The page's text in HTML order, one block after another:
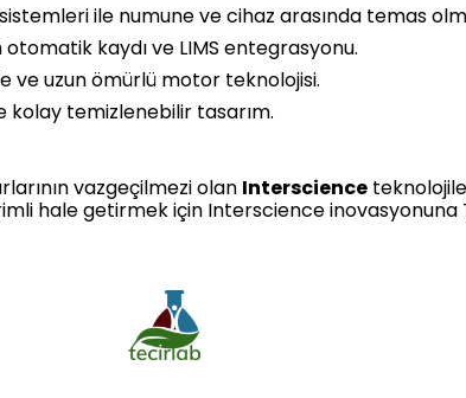
ile numune ve cihaz arasında temas
kaydı ve LIMS entegrasyonu.
ve uzun ömürlü motor teknolojisi.
kolay temizlenebilir tasarım.
vazgeçilmezi olan Interscience
hale getirmek için Interscience inovasyonuna